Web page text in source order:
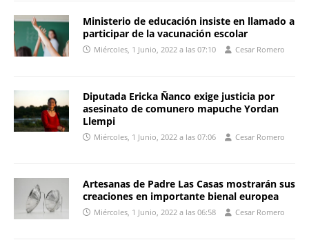
Ministerio de educación insiste en llamado a
participar de la vacunación escolar
Miércoles, 1 Junio, 2022 a las 07:10 Cesar Romero
Diputada Ericka Ñanco exige justicia por
asesinato de comunero mapuche Yordan
Llempi
Miércoles, 1 Junio, 2022 a las 07:06 Cesar Romero
Artesanas de Padre Las Casas mostrarán sus
creaciones en importante bienal europea
Miércoles, 1 Junio, 2022 a las 06:58 Cesar Romero